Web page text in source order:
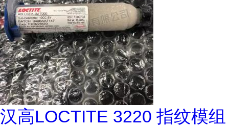
汉高LOCTITE 3220 指纹模组